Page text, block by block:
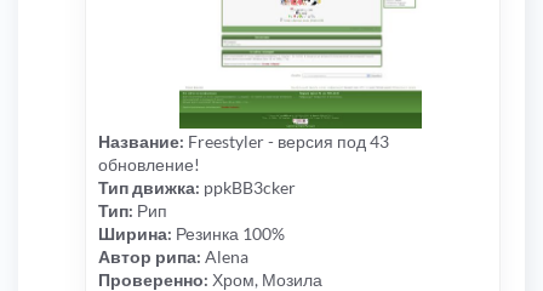
Название: Freestyler - версия под 43
обновление!
Тип движка: ppkBB3cker
Тип: Рип
Ширина: Резинка 100%
Автор рипа: Alena
Проверенно: Хром, Мозила